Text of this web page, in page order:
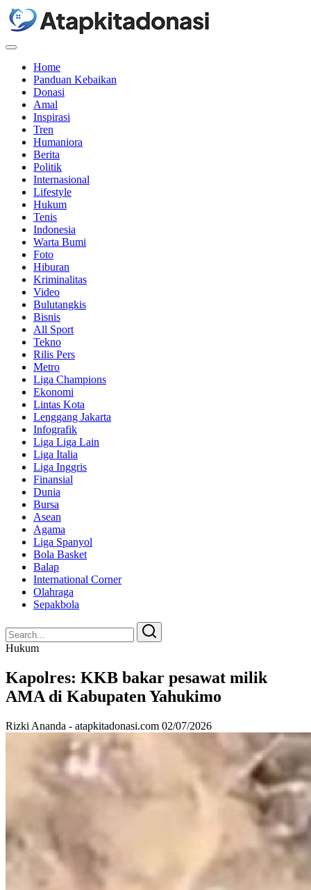
Menu
Home
Panduan Kebaikan
Donasi
Amal
Inspirasi
Tren
Humaniora
Berita
Politik
Internasional
Lifestyle
Hukum
Tenis
Indonesia
Warta Bumi
Foto
Hiburan
Kriminalitas
Video
Bulutangkis
Bisnis
All Sport
Tekno
Rilis Pers
Metro
Liga Champions
Ekonomi
Lintas Kota
Lenggang Jakarta
Infografik
Liga Liga Lain
Liga Italia
Liga Inggris
Finansial
Dunia
Bursa
Asean
Agama
Liga Spanyol
Bola Basket
Balap
International Corner
Olahraga
Sepakbola
Search
for:
Search
Hukum
Kapolres: KKB bakar pesawat milik
AMA di Kabupaten Yahukimo
Rizki Ananda - atapkitadonasi.com 02/07/2026